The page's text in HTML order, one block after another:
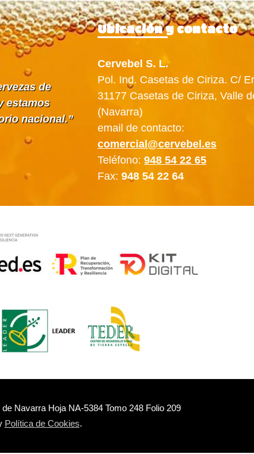
de
estamos
nacional.
Ubicación y contacto
Cervebel S. L.
Pol. Ind. Casetas de Ciriza. C/
31177 Casetas de Ciriza, Valle
(Navarra)
email de contacto:
comercial@cervebel.es
Teléfono: 948 54 22 65
Fax: 948 54 22 64
Navarra Hoja NA-5384 Tomo 248 Folio 209
Política de Cookies.